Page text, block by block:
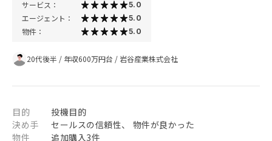
サービス： 5.0
エージェント： 5.0
物件： 5.0
20代後半 / 年収600万円台 / 岩谷産業株式会社
目的
投機目的
決め手
セールスの信頼性、 物件が良かった
物件
追加購入3件